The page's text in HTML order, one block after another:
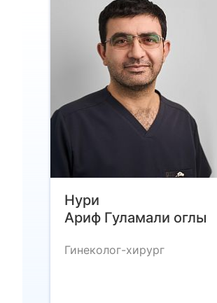
Нури
Ариф Гуламали оглы
Гинеколог-хирург